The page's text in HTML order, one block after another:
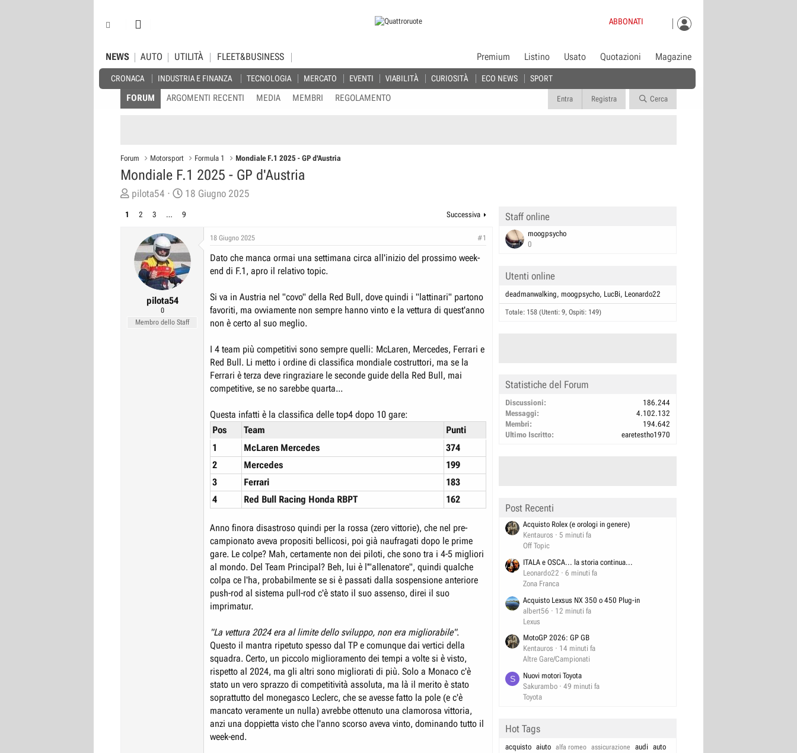
ABBONATI
NEWS
CRONACA INDUSTRIA E FINANZA TECNOLOGIA MERCATO EVENTI VIABILITÀ CURIOSITÀ ECO NEWS SPORT
AUTO UTILITÀ FLEET&BUSINESS Premium Listino Usato Quotazioni Magazine
FORUM ARGOMENTI RECENTI MEDIA MEMBRI REGOLAMENTO Entra Registra Cerca
Forum Motorsport Formula 1 Mondiale F.1 2025 - GP d'Austria
Mondiale F.1 2025 - GP d'Austria
C
o
pilota54
D
d
i
I
z
18 Giugno 2025
1 2 3 … 9 Successiva
pilota54
0
Membro dello Staff
18 Giugno 2025 #1
Dato che manca ormai una settimana circa all'inizio del prossimo week-
end di F.1, apro il relativo topic.
Si va in Austria nel "covo" della Red Bull, dove quindi i "lattinari" partono
favoriti, ma ovviamente non sempre hanno vinto e la vettura di quest'anno
non è certo al suo meglio.
I 4 team più competitivi sono sempre quelli: McLaren, Mercedes, Ferrari e
Red Bull. Li metto i ordine di classifica mondiale costruttori, ma se la
Ferrari è terza deve ringraziare le seconde guide della Red Bull, mai
competitive, se no sarebbe quarta...
Questa infatti è la classifica delle top4 dopo 10 gare:
Pos
Team
Punti
1
McLaren Mercedes
374
2
Mercedes
199
3
Ferrari
183
4
Red Bull Racing Honda RBPT 162
Anno finora disastroso quindi per la rossa (zero vittorie), che nel pre-
campionato aveva propositi bellicosi, poi già naufragati dopo le prime
gare. Le colpe? Mah, certamente non dei piloti, che sono tra i 4-5 migliori
al mondo. Del Team Principal? Beh, lui è l'"allenatore", quindi qualche
colpa ce l'ha, probabilmente se si è passati dalla sospensione anteriore
push-rod al sistema pull-rod c'è stato il suo assenso, direi il suo
imprimatur.
"La vettura 2024 era al limite dello sviluppo, non era migliorabile".
Questo il mantra ripetuto spesso dal TP e comunque dai vertici della
squadra. Certo, un piccolo miglioramento dei tempi a volte si è visto,
rispetto al 2024, ma gli altri sono migliorati di più. Solo a Monaco c'è
stato un vero sprazzo di competitività assoluta, ma là il merito è stato
soprattutto del monegasco Leclerc, che se avesse fatto la pole (e c'è
mancato veramente un nulla) avrebbe ottenuto una clamorosa vittoria,
anzi una doppietta visto che l'anno scorso aveva vinto, dominando tutto il
week-end.
Staff online
moogpsycho
0
Utenti online
deadmanwalking moogpsycho LucBi Leonardo22
Totale: 158 (Utenti: 9, Ospiti: 149)
Statistiche del Forum
Discussioni
186.244
Messaggi
4.102.132
Membri
194.642
Ultimo Iscritto
earetestho1970
Post Recenti
Acquisto Rolex (e orologi in genere)
Kentauros
5 minuti fa
Off Topic
ITALA e OSCA... la storia continua...
Leonardo22
6 minuti fa
Zona Franca
Acquisto Lexsus NX 350 o 450 Plug-in
albert56
12 minuti fa
Lexus
MotoGP 2026: GP GB
Kentauros
14 minuti fa
Altre Gare/Campionati
S
Nuovi motori Toyota
Sakurambo
49 minuti fa
Toyota
Hot Tags
acquisto aiuto alfa romeo assicurazione audi auto